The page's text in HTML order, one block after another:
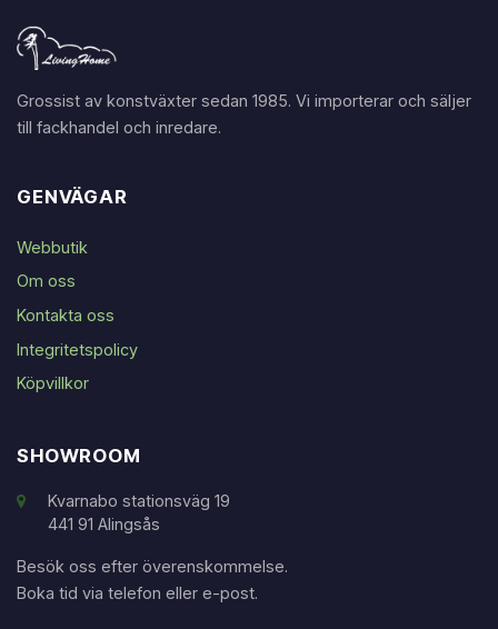
Grossist av konstväxter sedan 1985. Vi importerar och säljer
till fackhandel och inredare.
GENVÄGAR
Webbutik
Om oss
Kontakta oss
Integritetspolicy
Köpvillkor
SHOWROOM
Kvarnabo stationsväg 19
441 91 Alingsås
Besök oss efter överenskommelse.
Boka tid via telefon eller e-post.